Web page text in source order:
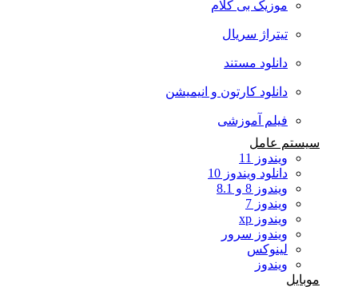
موزیک بی کلام
تیتراژ سریال
دانلود مستند
دانلود کارتون و انیمیشن
فیلم آموزشی
سیستم عامل
ویندوز 11
دانلود ویندوز 10
ویندوز 8 و 8.1
ویندوز 7
ویندوز xp
ویندوز سرور
لینوکس
ویندوز
موبایل